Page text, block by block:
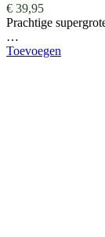
€ 39,95
Prachtige
…
Toevoegen